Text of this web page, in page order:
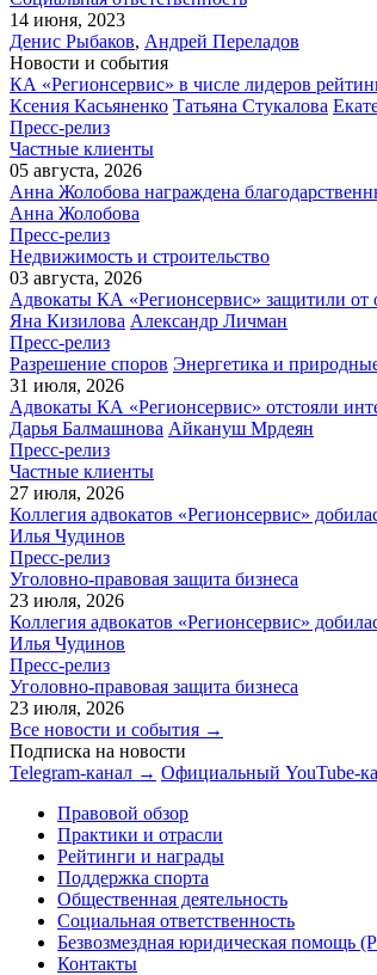
14 июня, 2023
Денис Рыбаков, Андрей Переладов
Новости и события
КА «Регионсервис» в числе лидеров
Ксения Касьяненко Татьяна Стукалова
Пресс-релиз
Частные клиенты
05 августа, 2026
Анна Жолобова награждена
Анна Жолобова
Пресс-релиз
Недвижимость и строительство
03 августа, 2026
Адвокаты КА «Регионсервис» защитили от
Яна Кизилова Александр Личман
Пресс-релиз
Разрешение споров Энергетика и
31 июля, 2026
Адвокаты КА «Регионсервис» отстояли
Дарья Балмашнова Айкануш Мрдеян
Пресс-релиз
Частные клиенты
27 июля, 2026
Коллегия адвокатов «Регионсервис»
Илья Чудинов
Пресс-релиз
Уголовно-правовая защита бизнеса
23 июля, 2026
Коллегия адвокатов «Регионсервис»
Илья Чудинов
Пресс-релиз
Уголовно-правовая защита бизнеса
23 июля, 2026
Все новости и события →
Подписка на новости
Telegram-канал → Официальный YouTube-
Правовой обзор
Практики и отрасли
Рейтинги и награды
Поддержка спорта
Общественная деятельность
Социальная ответственность
Безвозмездная юридическая помощь
Контакты